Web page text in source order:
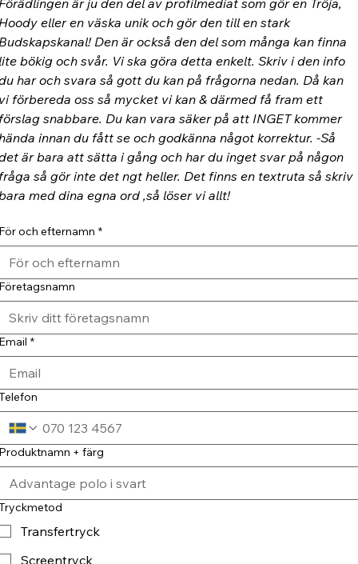
eller en väska unik och gör den till en stark
Den är också den del som många kan finna
bökig och svår. Vi ska göra detta enkelt. Skriv i den info
har och svara så gott du kan på frågorna nedan. Då kan
förbereda oss så mycket vi kan & därmed få fram ett
snabbare. Du kan vara säker på att INGET kommer
innan du fått se och godkänna något korrektur. -Så
är bara att sätta i gång och har du inget svar på någon
så gör inte det ngt heller. Det finns en textruta så skriv
med dina egna ord ,så löser vi allt!
och efternamn *
*
+ färg
Transfertryck
Screentryck